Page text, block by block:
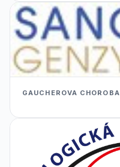
GAUCHEROVA CHOROBA